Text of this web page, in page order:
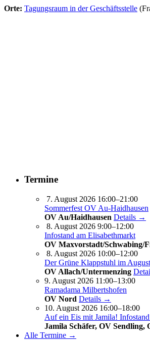
Orte: Tagungsraum in der Geschäftsstelle
Termine
7. August 2026 16:00–21:00
Sommerfest OV Au-Haidhausen
OV Au/Haidhausen Details →
8. August 2026 9:00–12:00
Infostand am Elisabethmarkt
OV Maxvorstadt/Schwabing/
8. August 2026 10:00–12:00
Der Grüne Klappstuhl im August
OV Allach/Untermenzing
9. August 2026 11:00–13:00
Ramadama Milbertshofen
OV Nord Details →
10. August 2026 16:00–18:00
Auf ein Eis mit Jamila!
Jamila Schäfer, OV Sendling,
Alle Termine →